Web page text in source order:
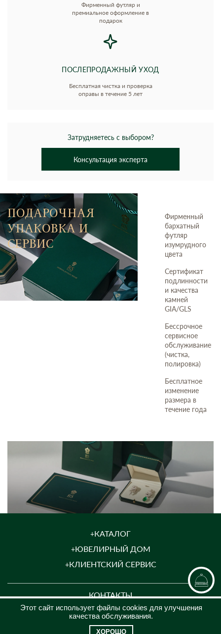
Фирменный футляр и
премиальное оформление в
подарок
ПОСЛЕПРОДАЖНЫЙ УХОД
Бесплатная чистка и проверка
оправы в течение 5 лет
Затрудняетесь с выбором?
Консультация эксперта
ПОДАРОЧНАЯ
УПАКОВКА И
СЕРВИС
Фирменный
бархатный
футляр
изумрудного
цвета
Сертификат
подлинности
и качества
камней
GIA/GLS
Бессрочное
сервисное
обслуживание
(чистка,
полировка)
Бесплатное
изменение
размера в
течение года
КАТАЛОГ
ЮВЕЛИРНЫЙ ДОМ
КЛИЕНТСКИЙ СЕРВИС
КОНТАКТЫ
8 (969)200-26-08
jewel@russammarket.ru
Этот сайт использует файлы cookies для улучшения
качества обслуживания.
ХОРОШО